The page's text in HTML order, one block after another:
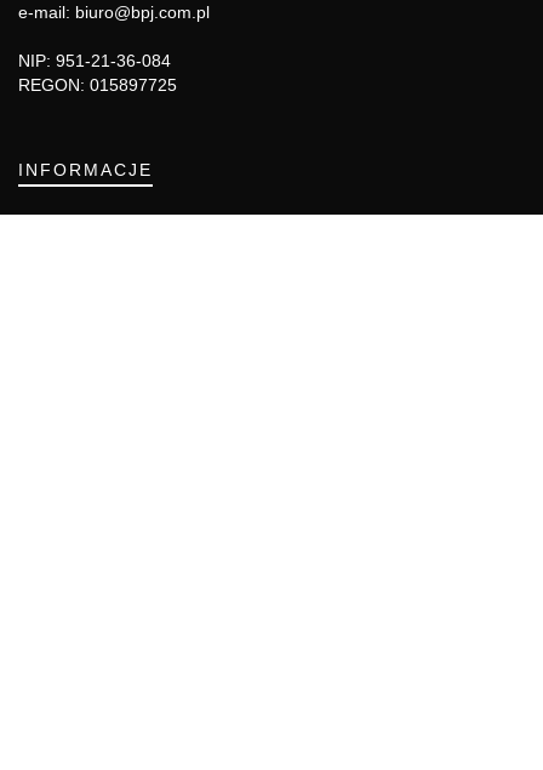
e-mail: biuro@bpj.com.pl
NIP: 951-21-36-084
REGON: 015897725
INFORMACJE